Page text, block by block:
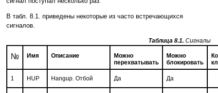
В табл. 8.1. приведены некоторые из часто встречающихся
сигналов.
Таблица 8.1. Сигналы
№ Имя Описание
Можно
перехватывать
Можно
блокировать
1 HUP Hangup. Отбой Да Да